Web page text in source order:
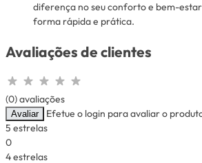
diferença no seu conforto e bem-
forma rápida e prática.
Avaliações de clientes
(0) avaliações
Avaliar
Efetue o login para avaliar o
5 estrelas
0
4 estrelas